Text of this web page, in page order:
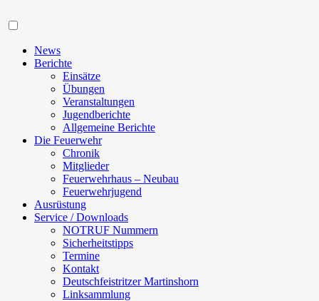
News
Berichte
Einsätze
Übungen
Veranstaltungen
Jugendberichte
Allgemeine Berichte
Die Feuerwehr
Chronik
Mitglieder
Feuerwehrhaus – Neubau
Feuerwehrjugend
Ausrüstung
Service / Downloads
NOTRUF Nummern
Sicherheitstipps
Termine
Kontakt
Deutschfeistritzer Martinshorn
Linksammlung